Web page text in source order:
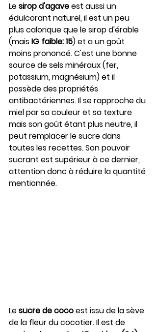
Le sirop d'agave est aussi un
édulcorant naturel, il est un peu
plus calorique que le sirop d'érable
(mais IG faible: 15) et a un goût
moins prononcé. C'est une bonne
source de sels minéraux (fer,
potassium, magnésium) et il
possède des propriétés
antibactériennes. Il se rapproche du
miel par sa couleur et sa texture
mais son goût étant plus neutre, il
peut remplacer le sucre dans
toutes les recettes. Son pouvoir
sucrant est supérieur à ce dernier,
attention donc à réduire la quantité
mentionnée.
Le sucre de coco est issu de la sève
de la fleur du cocotier. Il est de